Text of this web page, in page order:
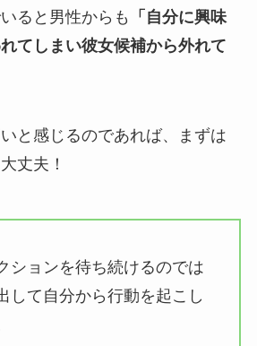
ると男性からも
「自分に興味
てしまい彼女候補から外れて
と感じるのであれば、まずは
丈夫！
ションを待ち続けるのでは
して自分から行動を起こし